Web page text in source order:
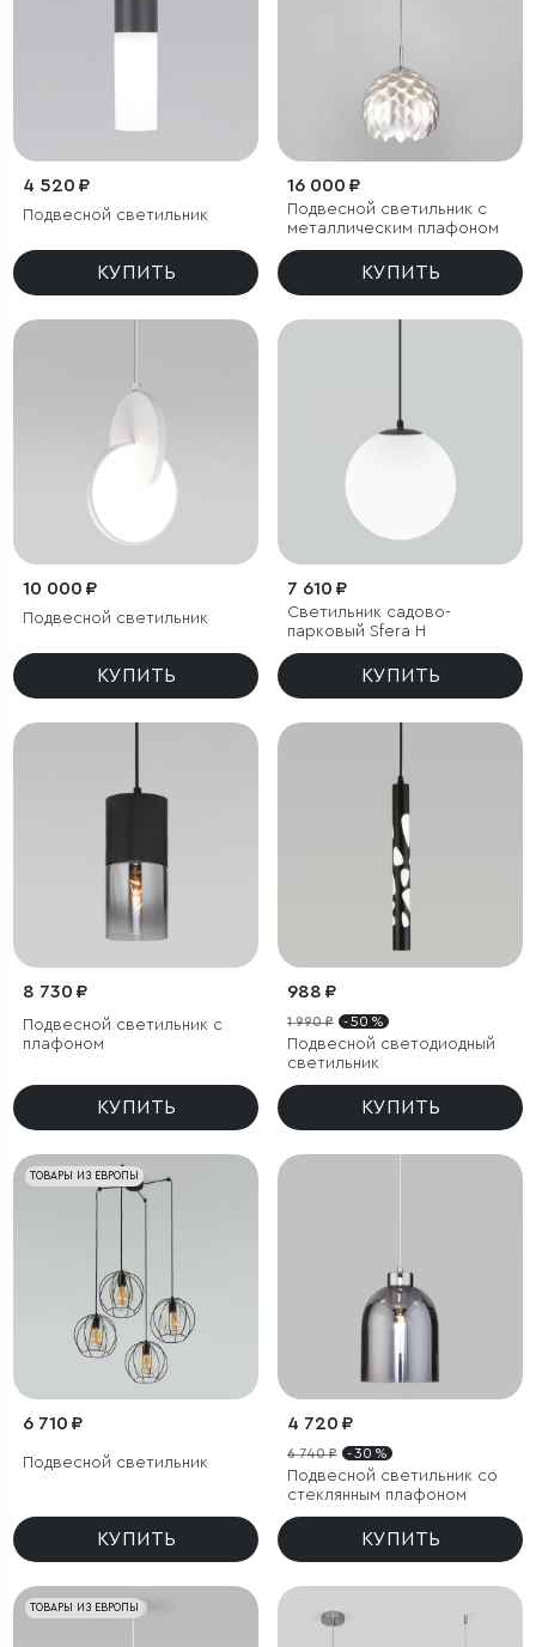
4 520 ₽
Подвесной светильник
КУПИТЬ
16 000 ₽
Подвесной светильник с
металлическим плафоном
КУПИТЬ
10 000 ₽
Подвесной светильник
КУПИТЬ
7 610 ₽
Светильник садово-
парковый Sfera H
КУПИТЬ
8 730 ₽
Подвесной светильник с
плафоном
КУПИТЬ
988 ₽
1 990 ₽ - 50 %
Подвесной светодиодный
светильник
КУПИТЬ
ТОВАРЫ ИЗ ЕВРОПЫ
6 710 ₽
Подвесной светильник
КУПИТЬ
4 720 ₽
6 740 ₽ - 30 %
Подвесной светильник со
стеклянным плафоном
КУПИТЬ
ТОВАРЫ ИЗ ЕВРОПЫ